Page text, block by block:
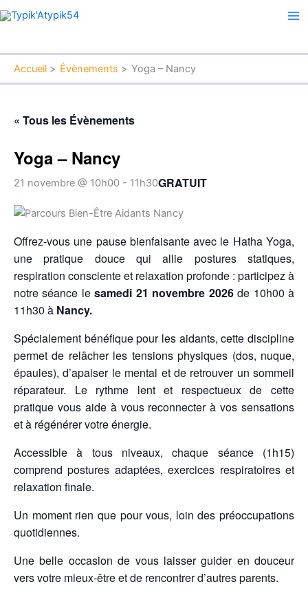
Aller
au
Accueil Évènements Yoga – Nancy
« Tous les Évènements
Yoga – Nancy
21 novembre @ 10h00 - 11h30GRATUIT
Offrez-vous une pause bienfaisante avec le Hatha Yoga,
une pratique douce qui allie postures statiques,
respiration consciente et relaxation profonde : participez à
notre séance lesamedi 21 novembre 2026de 10h00 à
11h30 à Nancy.
Spécialement bénéfique pour les aidants, cette discipline
permet de relâcher les tensions physiques (dos, nuque,
épaules), d’apaiser le mental et de retrouver un sommeil
réparateur. Le rythme lent et respectueux de cette
pratique vous aide à vous reconnecter à vos sensations
et à régénérer votre énergie.
Accessible à tous niveaux, chaque séance (1h15)
comprend postures adaptées, exercices respiratoires et
relaxation finale.
Un moment rien que pour vous, loin des préoccupations
quotidiennes.
Une belle occasion de vous laisser guider en douceur
vers votre mieux-être et de rencontrer d’autres parents.